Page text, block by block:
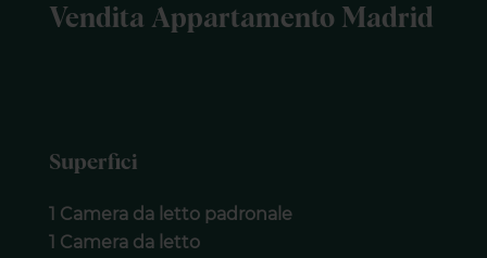
Vendita Appartamento Madrid
Superfici
1 Camera da letto padronale
1 Camera da letto